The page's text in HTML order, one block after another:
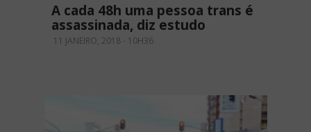
A cada 48h uma pessoa trans é
assassinada, diz estudo
11 JANEIRO, 2018 - 10H36